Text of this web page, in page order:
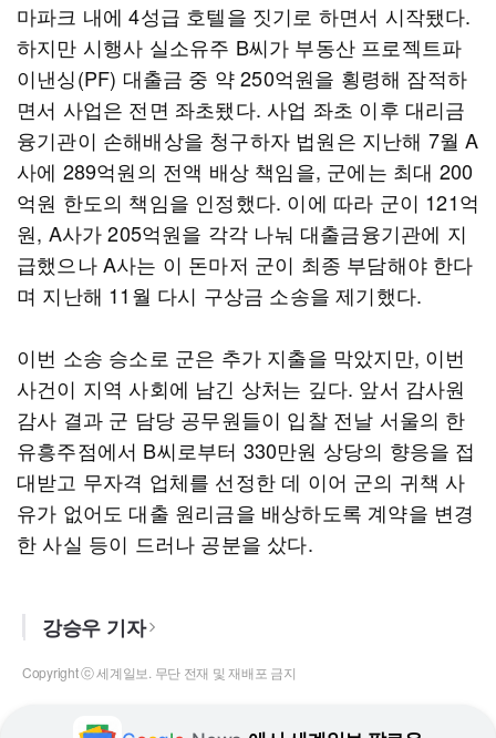
마파크 내에 4성급 호텔을 짓기로 하면서 시작됐다.
하지만 시행사 실소유주 B씨가 부동산 프로젝트파
이낸싱(PF) 대출금 중 약 250억원을 횡령해 잠적하
면서 사업은 전면 좌초됐다. 사업 좌초 이후 대리금
융기관이 손해배상을 청구하자 법원은 지난해 7월 A
사에 289억원의 전액 배상 책임을, 군에는 최대 200
억원 한도의 책임을 인정했다. 이에 따라 군이 121억
원, A사가 205억원을 각각 나눠 대출금융기관에 지
급했으나 A사는 이 돈마저 군이 최종 부담해야 한다
며 지난해 11월 다시 구상금 소송을 제기했다.
이번 소송 승소로 군은 추가 지출을 막았지만, 이번
사건이 지역 사회에 남긴 상처는 깊다. 앞서 감사원
감사 결과 군 담당 공무원들이 입찰 전날 서울의 한
유흥주점에서 B씨로부터 330만원 상당의 향응을 접
대받고 무자격 업체를 선정한 데 이어 군의 귀책 사
유가 없어도 대출 원리금을 배상하도록 계약을 변경
한 사실 등이 드러나 공분을 샀다.
강승우 기자
Copyright ⓒ 세계일보. 무단 전재 및 재배포 금지